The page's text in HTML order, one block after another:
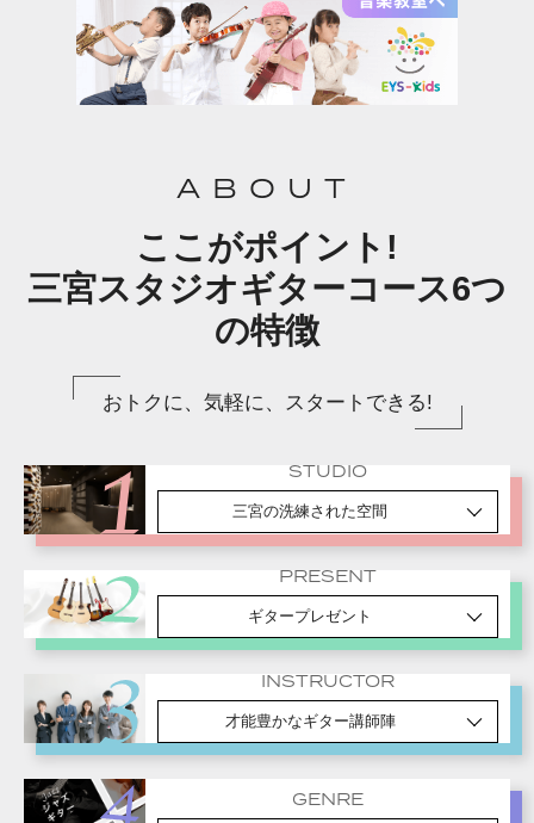
ABOUT
ここがポイント!
三宮スタジオギターコース6つ
の特徴
おトクに、気軽に、スタートできる!
STUDIO
三宮の洗練された空間
PRESENT
ギタープレゼント
INSTRUCTOR
才能豊かなギター講師陣
GENRE